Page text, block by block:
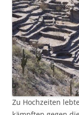
Zu Hochzeiten